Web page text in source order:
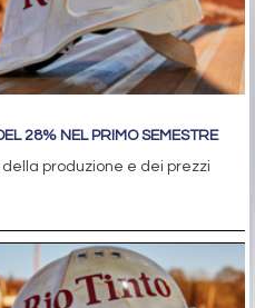
28% NEL PRIMO SEMESTRE
produzione e dei prezzi